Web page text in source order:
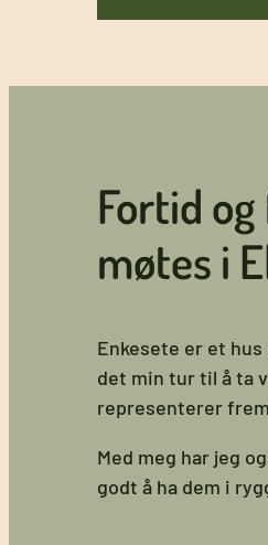
Fortid
møtes i
Enkesete er et
det min tur til å ta
representerer
Med meg har jeg
godt å ha dem i